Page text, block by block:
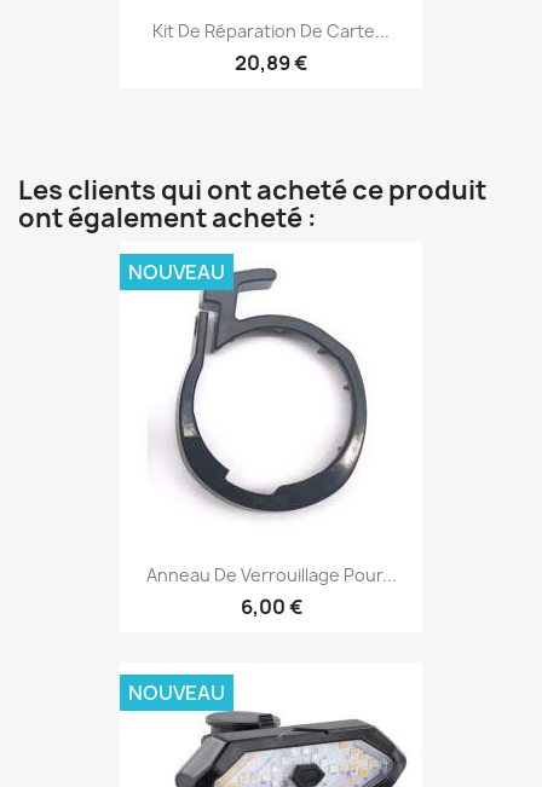
Kit De Réparation De Carte...
20,89 €
Les clients qui ont acheté ce produit
ont également acheté :
Anneau De Verrouillage Pour...
6,00 €
NOUVEAU
NOUVEAU